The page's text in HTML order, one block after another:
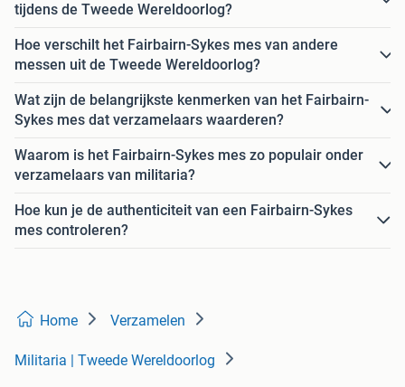
tijdens de Tweede Wereldoorlog?
Hoe verschilt het Fairbairn-Sykes mes van andere
messen uit de Tweede Wereldoorlog?
Wat zijn de belangrijkste kenmerken van het Fairbairn-
Sykes mes dat verzamelaars waarderen?
Waarom is het Fairbairn-Sykes mes zo populair onder
verzamelaars van militaria?
Hoe kun je de authenticiteit van een Fairbairn-Sykes
mes controleren?
Home Verzamelen
Militaria | Tweede Wereldoorlog